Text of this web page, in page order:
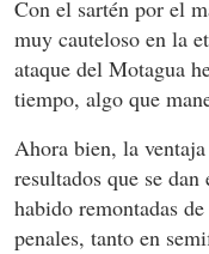
Con el sartén por el
muy cauteloso en la
ataque del Motagua
tiempo, algo que
Ahora bien, la
resultados que se
habido remontadas
penales, tanto en